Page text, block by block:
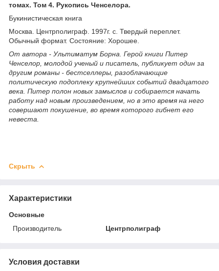
томах. Том 4. Рукопись Ченселора.
Букинистическая книга
Москва. Центрполиграф. 1997г. с. Твердый переплет.
Обычный формат. Состояние: Хорошее.
От автора - Ультиматум Борна. Герой книги Питер
Ченселор, молодой ученый и писатель, публикует один за
другим романы - бестселлеры, разоблачающие
политическую подоплеку крупнейших событий двадцатого
века. Питер полон новых замыслов и собирается начать
работу над новым произведением, но в это время на него
совершают покушение, во время которого гибнет его
невеста.
Скрыть
Характеристики
Основные
Производитель
Центрполиграф
Условия доставки